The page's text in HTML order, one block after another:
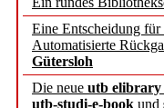
Eine Entscheidung
Automatisierte
Gütersloh
Die neue utb elibrary
utb-studi-e-book und